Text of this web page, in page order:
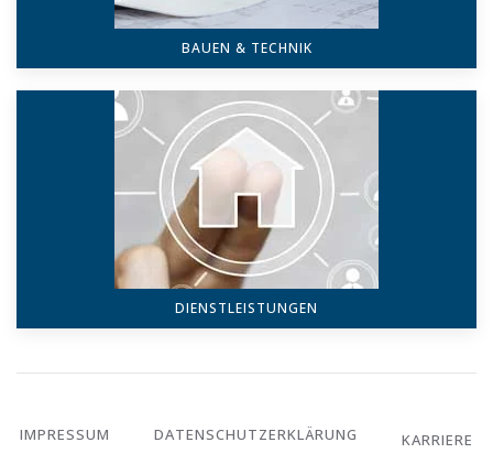
BAUEN & TECHNIK
DIENSTLEISTUNGEN
IMPRESSUM DATENSCHUTZERKLÄRUNG KARRIERE